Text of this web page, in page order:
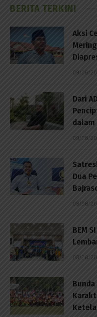
BERITA TERKINI
Aksi
09/08/
Dari
dalam
09/08/
Dua
08/08/
BEM
08/08/